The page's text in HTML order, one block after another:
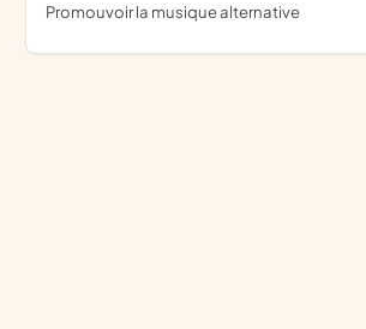
promouvoir la musique alternative